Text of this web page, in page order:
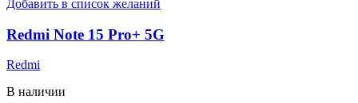
Добавить в список желаний
Redmi Note 15 Pro+ 5G
Redmi
В наличии